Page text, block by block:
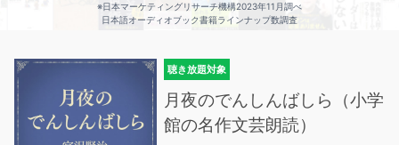
※日本マーケティングリサーチ機構2023年11月調べ
日本語オーディオブック書籍ラインナップ数調査
聴き放題対象
月夜のでんしんばしら（小学
館の名作文芸朗読）